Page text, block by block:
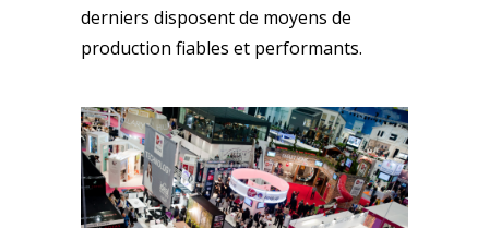
derniers disposent de moyens de
production fiables et performants.